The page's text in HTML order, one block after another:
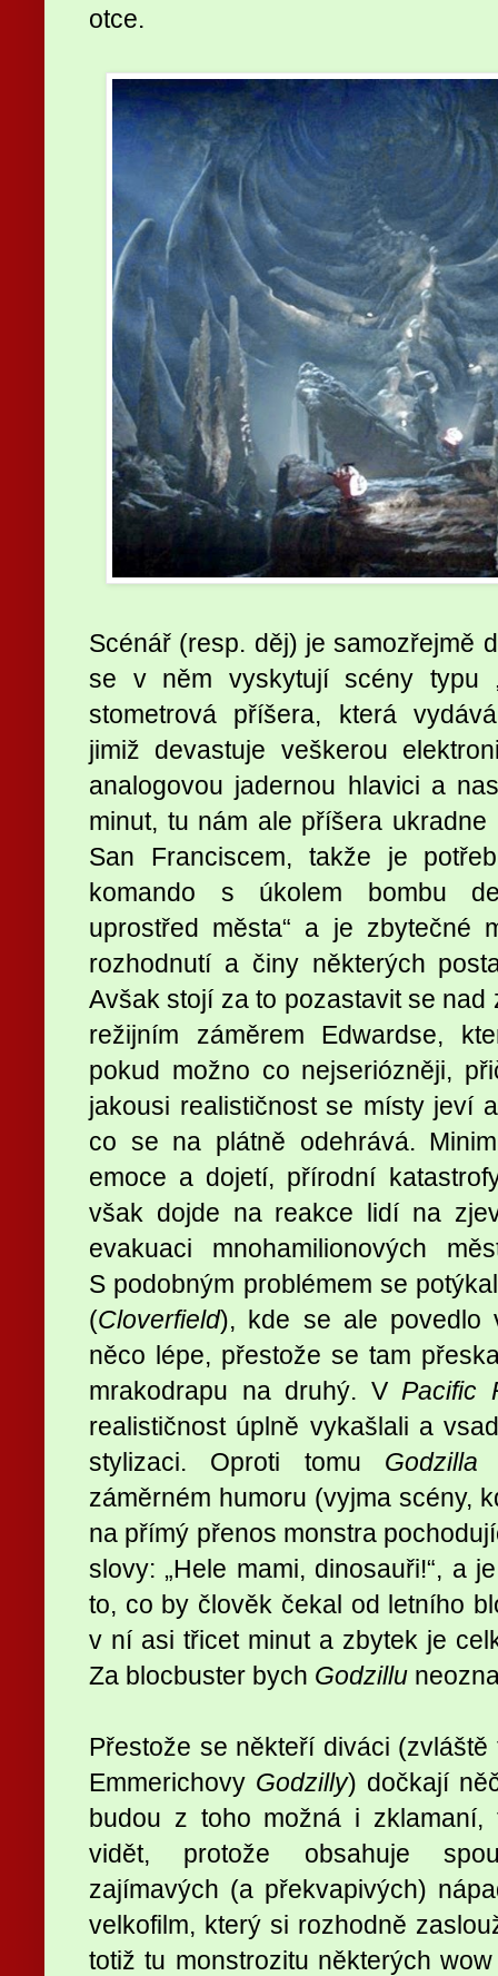
otce.
Scénář (resp. děj) je samozřejmě
se v něm vyskytují scény typu
stometrová příšera, která
jimiž devastuje veškerou
analogovou jadernou hlavici a
minut, tu nám ale příšera
San Franciscem, takže je
komando s úkolem bombu
uprostřed města“ a je zbytečné
rozhodnutí a činy některých
Avšak stojí za to pozastavit se
režijním záměrem Edwardse,
pokud možno co nejseriózněji,
jakousi realističnost se místy jeví
co se na plátně odehrává.
emoce a dojetí, přírodní
však dojde na reakce lidí na
evakuaci mnohamilionových
S podobným problémem se
(Cloverfield), kde se ale povedlo
něco lépe, přestože se tam
mrakodrapu na druhý. V Pacific
realističnost úplně vykašlali a
stylizaci. Oproti tomu Godzilla
záměrném humoru (vyjma scény,
na přímý přenos monstra
slovy: „Hele mami, dinosauři!“, a
to, co by člověk čekal od letního
v ní asi třicet minut a zbytek je
Za blocbuster bych Godzillu
Přestože se někteří diváci
Emmerichovy Godzilly) dočkají
budou z toho možná i
vidět, protože obsahuje
zajímavých (a překvapivých)
velkofilm, který si rozhodně
totiž tu monstrozitu některých